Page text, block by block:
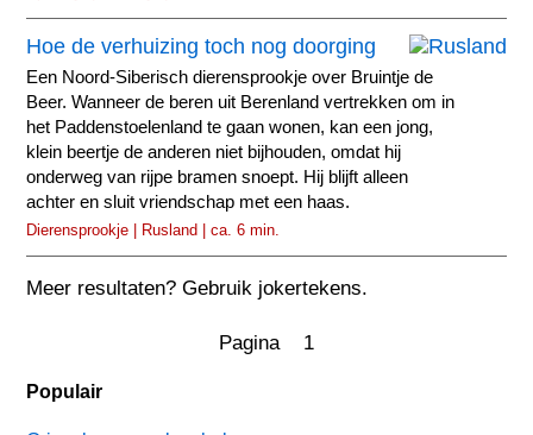
Hoe de verhuizing toch nog doorging
Een Noord-Siberisch dierensprookje over Bruintje de
Beer. Wanneer de beren uit Berenland vertrekken om in
het Paddenstoelenland te gaan wonen, kan een jong,
klein beertje de anderen niet bijhouden, omdat hij
onderweg van rijpe bramen snoept. Hij blijft alleen
achter en sluit vriendschap met een haas.
Dierensprookje | Rusland | ca. 6 min.
Meer resultaten? Gebruik jokertekens.
Pagina 1
Populair